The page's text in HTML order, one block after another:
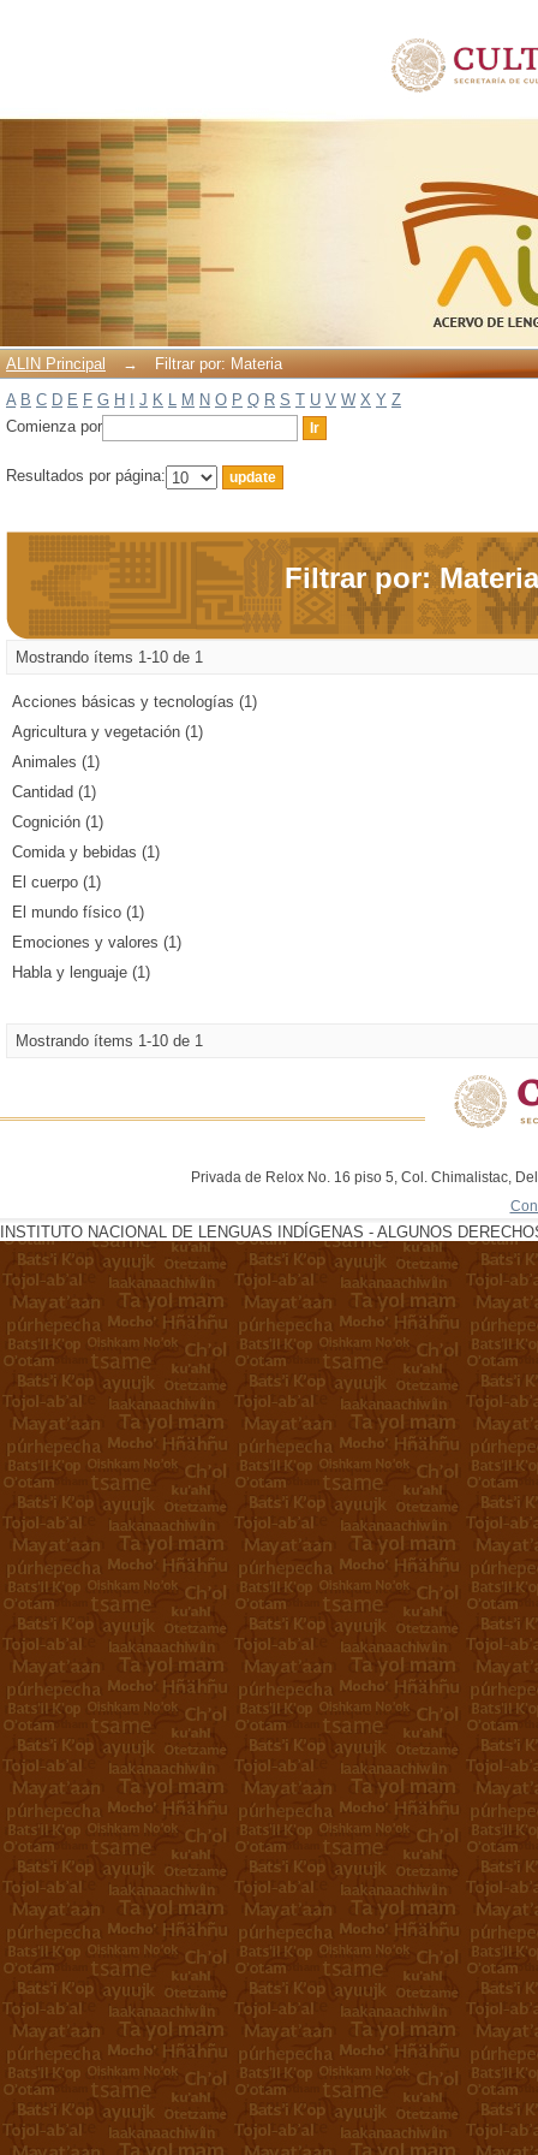
ALIN Principal →
Filtrar por: Materia
A B C D E F G H J K L M N O P Q R S T U V W X Y Z
Comienza por
Resultados por página:
Filtrar por: Materia
Mostrando ítems 1-10 de 1
Acciones básicas y tecnologías (1)
Agricultura y vegetación (1)
Animales (1)
Cantidad (1)
Cognición (1)
Comida y bebidas (1)
El cuerpo (1)
El mundo físico (1)
Emociones y valores (1)
Habla y lenguaje (1)
Mostrando ítems 1-10 de 1
Privada de Relox No. 16 piso 5, Col. Chimalistac,
INSTITUTO NACIONAL DE LENGUAS INDÍGENAS - ALGUNOS